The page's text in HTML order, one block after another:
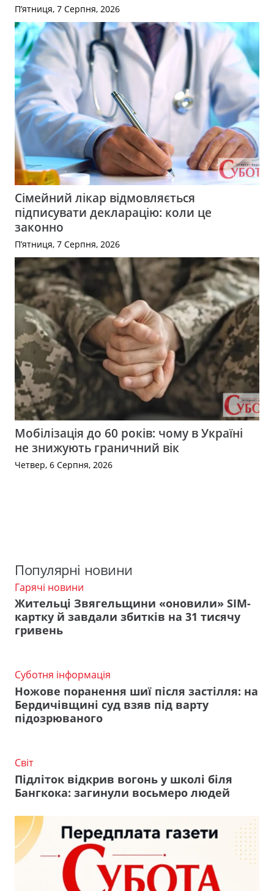
П’ятниця, 7 Серпня, 2026
Сімейний лікар відмовляється
підписувати декларацію: коли це
законно
П’ятниця, 7 Серпня, 2026
Мобілізація до 60 років: чому в Україні
не знижують граничний вік
Четвер, 6 Серпня, 2026
Популярні новини
Гарячі новини
Жительці Звягельщини «оновили» SIM-
картку й завдали збитків на 31 тисячу
гривень
Суботня інформація
Ножове поранення шиї після застілля: на
Бердичівщині суд взяв під варту
підозрюваного
Світ
Підліток відкрив вогонь у школі біля
Бангкока: загинули восьмеро людей